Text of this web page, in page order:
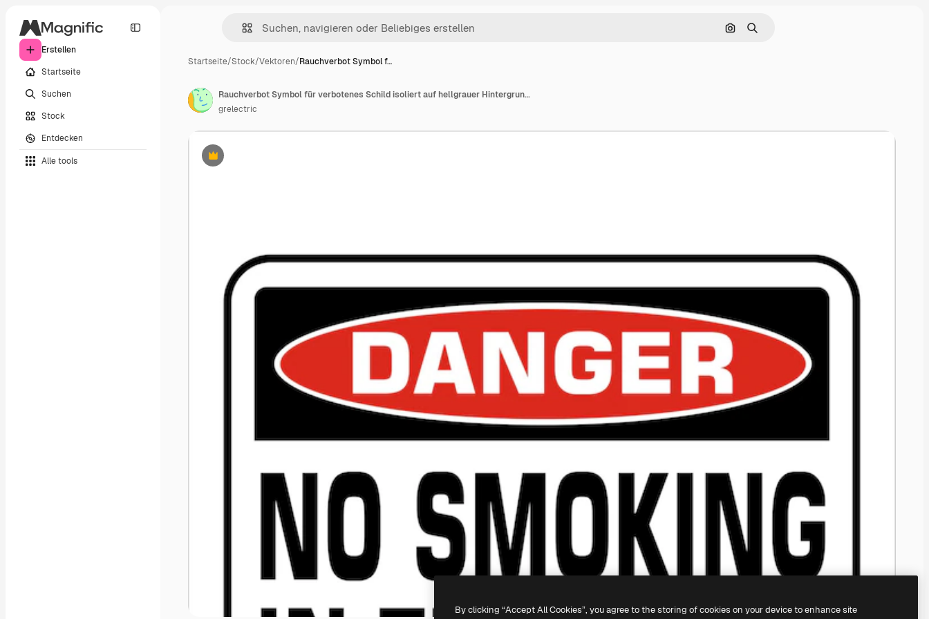
Erstellen
Startseite
Suchen
Stock
Entdecken
Alle tools
Nach Bild suchen
Suchen
Startseite/Stock/Vektoren/Rauchverbot Symbol f…
Premium
Rauchverbot Symbol für verbotenes Schild isoliert auf hellgrauer Hintergrundvektorillustration
grelectric
By clicking “Accept All Cookies”, you agree to the storing of cookies on your device to enhance site